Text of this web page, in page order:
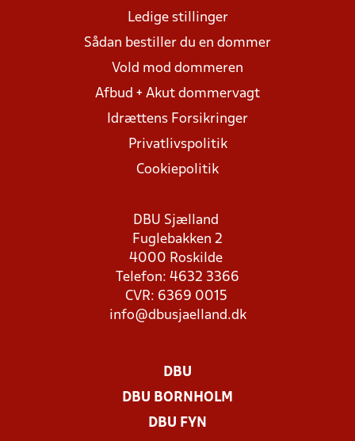
Ledige stillinger
Sådan bestiller du en dommer
Vold mod dommeren
Afbud + Akut dommervagt
Idrættens Forsikringer
Privatlivspolitik
Cookiepolitik
DBU Sjælland
Fuglebakken 2
4000 Roskilde
Telefon: 4632 3366
CVR: 6369 0015
info@dbusjaelland.dk
DBU
DBU BORNHOLM
DBU FYN